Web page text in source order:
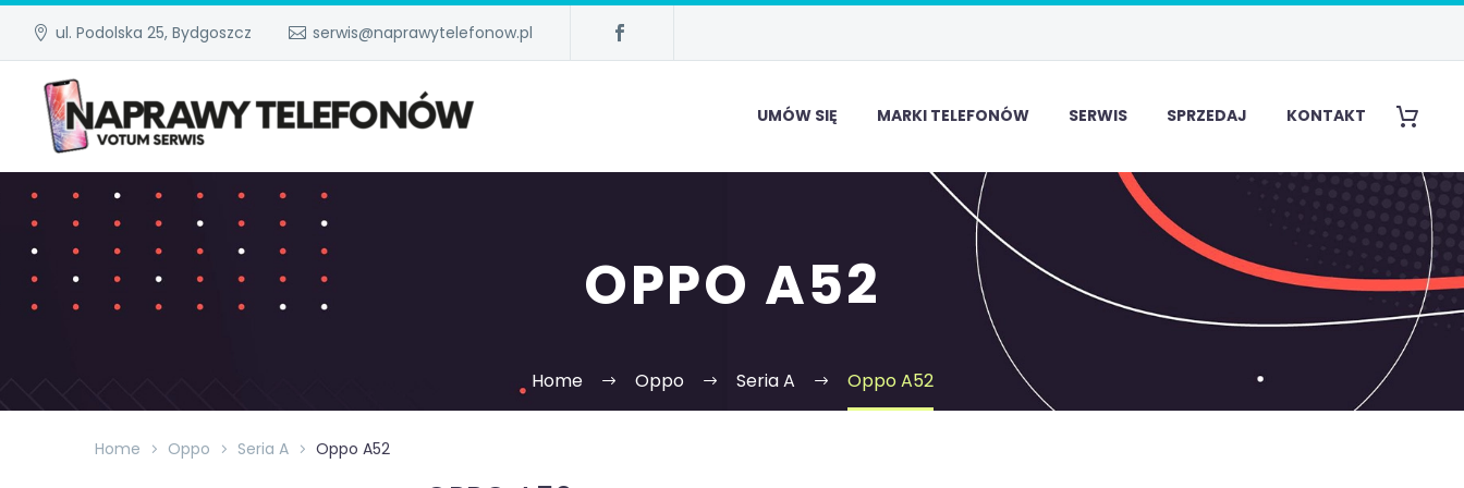
ul. Podolska 25, Bydgoszcz serwis@naprawytelefonow.pl
UMÓW SIĘ MARKI TELEFONÓW SERWIS SPRZEDAJ KONTAKT
OPPO A52
Home Oppo Seria A Oppo A52
Home Oppo Seria A Oppo A52